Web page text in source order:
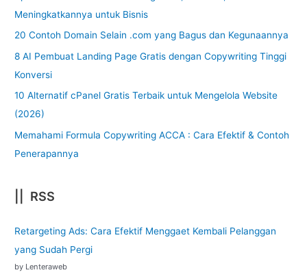
Meningkatkannya untuk Bisnis
20 Contoh Domain Selain .com yang Bagus dan Kegunaannya
8 AI Pembuat Landing Page Gratis dengan Copywriting Tinggi
Konversi
10 Alternatif cPanel Gratis Terbaik untuk Mengelola Website
(2026)
Memahami Formula Copywriting ACCA : Cara Efektif & Contoh
Penerapannya
|| RSS
Retargeting Ads: Cara Efektif Menggaet Kembali Pelanggan
yang Sudah Pergi
by Lenteraweb